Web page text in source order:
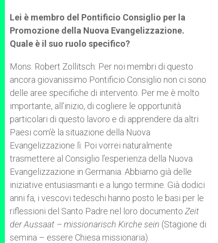
Lei è membro del Pontificio Consiglio per la
Promozione della Nuova Evangelizzazione.
Quale è il suo ruolo specifico?
Mons. Robert Zollitsch: Per noi membri di questo
ancora giovanissimo Pontificio Consiglio non ci sono
delle aree specifiche di intervento. Per me è molto
importante, all’inizio, di cogliere le opportunità
particolari di questo lavoro e di apprendere da altri
Paesi com’è la situazione della Nuova
Evangelizzazione lì. Poi vorrei naturalmente
trasmettere al Consiglio l’esperienza della Nuova
Evangelizzazione in Germania. Abbiamo già delle
iniziative entusiasmanti e a lungo termine. Già dodici
anni fa, i vescovi tedeschi hanno posto le basi per le
riflessioni del Santo Padre nel loro documento Zeit
der Aussaat – missionarisch Kirche sein (Stagione di
semina – essere Chiesa missionaria).